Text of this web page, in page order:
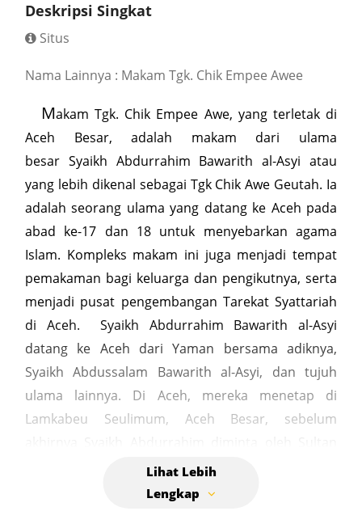
Deskripsi Singkat
Situs
Nama Lainnya : Makam Tgk. Chik Empee Awee
Makam Tgk. Chik Empee Awe, yang terletak di
Aceh Besar, adalah makam dari ulama
besar Syaikh Abdurrahim Bawarith al-Asyi atau
yang lebih dikenal sebagai Tgk Chik Awe Geutah. Ia
adalah seorang ulama yang datang ke Aceh pada
abad ke-17 dan 18 untuk menyebarkan agama
Islam. Kompleks makam ini juga menjadi tempat
pemakaman bagi keluarga dan pengikutnya, serta
menjadi pusat pengembangan Tarekat Syattariah
di Aceh. Syaikh Abdurrahim Bawarith al-Asyi
datang ke Aceh dari Yaman bersama adiknya,
Syaikh Abdussalam Bawarith al-Asyi, dan tujuh
ulama lainnya. Di Aceh, mereka menetap di
Lamkabeu Seulimum, Aceh Besar, sebelum
Badrul untuk pergi ke Peusangan. Di sana, ia
mendirikan zawiyah dan fokus menyebarkan ilmu